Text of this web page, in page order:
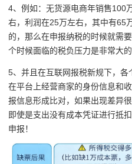
4、例如：无货源电商年销售100
右，利润在25万左右，其中有65
的，那么在申报纳税的时候就需
个时候面临的税负压力是非常大的
5、并且在互联网报税新规下，
在平台上经营商家的身份信息和
报信息形成比对，如果出现差异
即使是支出没有成本凭证进行抵
申报！